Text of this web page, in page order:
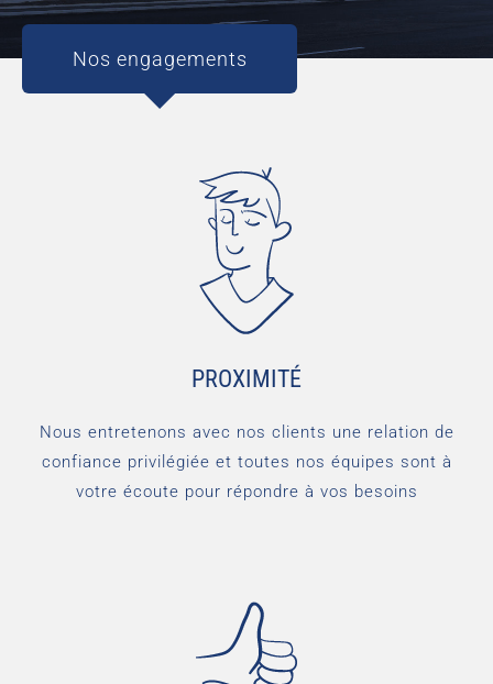
Nos engagements
PROXIMITÉ
Nous entretenons avec nos clients une relation de
confiance privilégiée et toutes nos équipes sont à
votre écoute pour répondre à vos besoins